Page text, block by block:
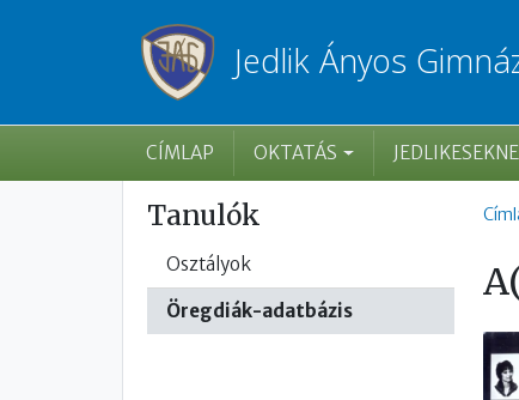
Jedlik Ányos
Főmenü
CÍMLAP OKTATÁS
Tanulók
Osztályok
Öregdiák-adatbázis